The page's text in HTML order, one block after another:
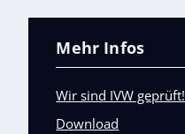
Mehr Infos
Wir sind IVW geprüft!
Download